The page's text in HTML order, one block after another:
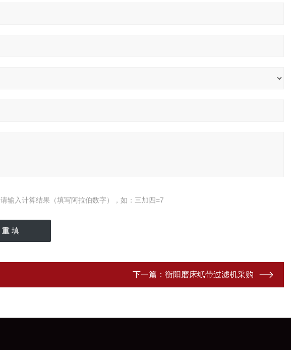
请输入计算结果（填写阿拉伯数字），如：三加四=7
下一篇： 衡阳磨床纸带过滤机采购